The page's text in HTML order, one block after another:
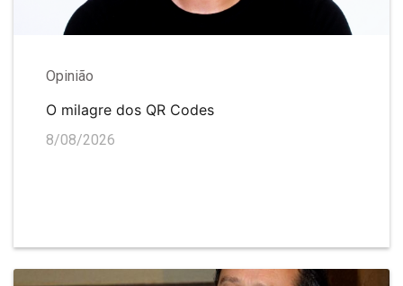
Opinião
O milagre dos QR Codes
8/08/2026